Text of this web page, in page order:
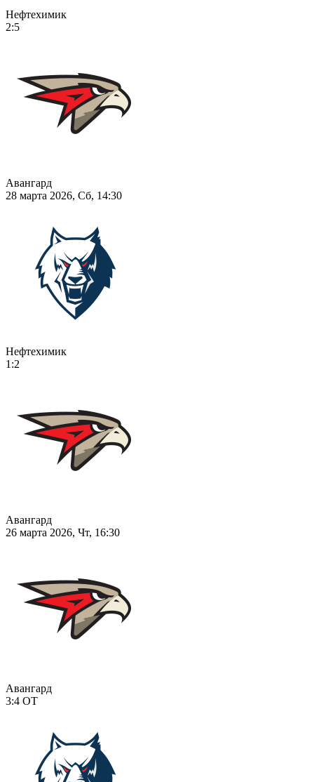
Нефтехимик
2:5
Авангард
28 марта 2026, Сб, 14:30
Нефтехимик
1:2
Авангард
26 марта 2026, Чт, 16:30
Авангард
3:4 ОТ